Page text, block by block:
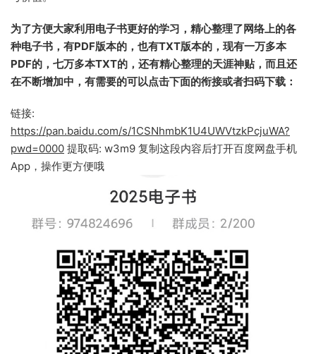
为了方便大家利用电子书更好的学习，精心整理了网络上的各
种电子书，有PDF版本的，也有TXT版本的，现有一万多本
PDF的，七万多本TXT的，还有精心整理的天涯神贴，而且还
在不断增加中，有需要的可以点击下面的衔接或者扫码下载：
链接:
https://pan.baidu.com/s/1CSNhmbK1U4UWVtzkPcjuWA?
pwd=0000 提取码: w3m9 复制这段内容后打开百度网盘手机
App，操作更方便哦